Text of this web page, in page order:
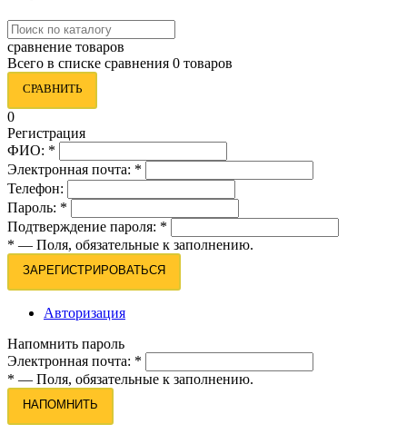
сравнение товаров
Всего в списке сравнения 0 товаров
СРАВНИТЬ
0
Регистрация
ФИО: *
Электронная почта: *
Телефон:
Пароль: *
Подтверждение пароля: *
* — Поля, обязательные к заполнению.
ЗАРЕГИСТРИРОВАТЬСЯ
Авторизация
Напомнить пароль
Электронная почта: *
* — Поля, обязательные к заполнению.
НАПОМНИТЬ